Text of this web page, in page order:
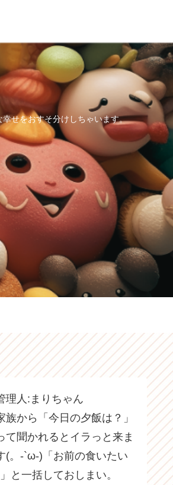
せをおすそ分けしちゃいます。
理人:まりちゃん
族から「今日の夕飯は？」
て聞かれるとイラっと来ま
(。-`ω-)「お前の食いたい
と一括しておしまい。